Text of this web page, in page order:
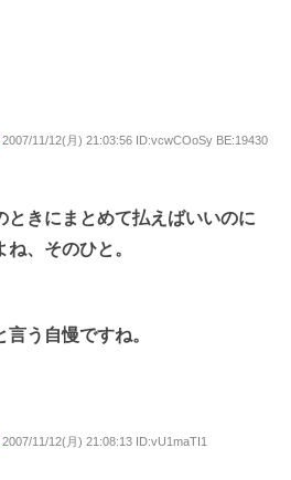
2007/11/12(月) 21:03:56 ID:vcwCOoSy BE:19430
ときにまとめて払えばいいのに
、そのひと。
う自慢ですね。
2007/11/12(月) 21:08:13 ID:vU1maTI1